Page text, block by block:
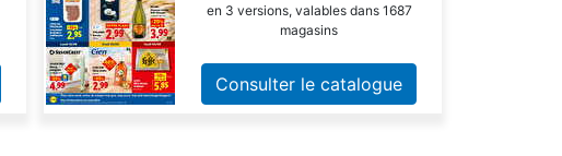
en 3 versions, valables dans 1687
magasins
Consulter le catalogue